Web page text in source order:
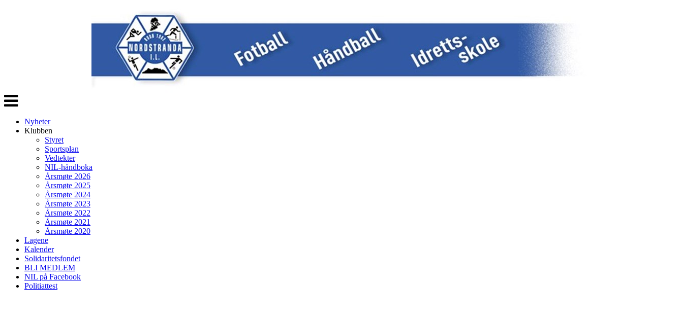
Veksle
navigasjon
Nyheter
Klubben
Styret
Sportsplan
Vedtekter
NIL-håndboka
Årsmøte 2026
Årsmøte 2025
Årsmøte 2024
Årsmøte 2023
Årsmøte 2022
Årsmøte 2021
Årsmøte 2020
Lagene
Kalender
Solidaritetsfondet
BLI MEDLEM
NIL på Facebook
Politiattest